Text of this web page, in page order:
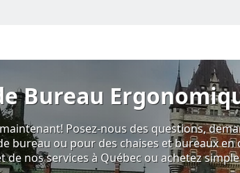
Bureau
Posez-nous des questions,
bureau ou pour des chaises et bureaux
de nos services à Québec ou achetez